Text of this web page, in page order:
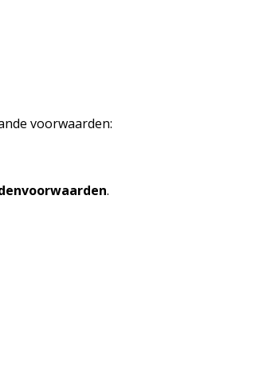
voorwaarden:
.